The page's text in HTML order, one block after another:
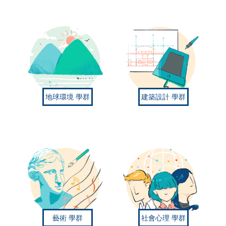
地球環境 學群 建築設計 學群
藝術 學群 社會心理 學群